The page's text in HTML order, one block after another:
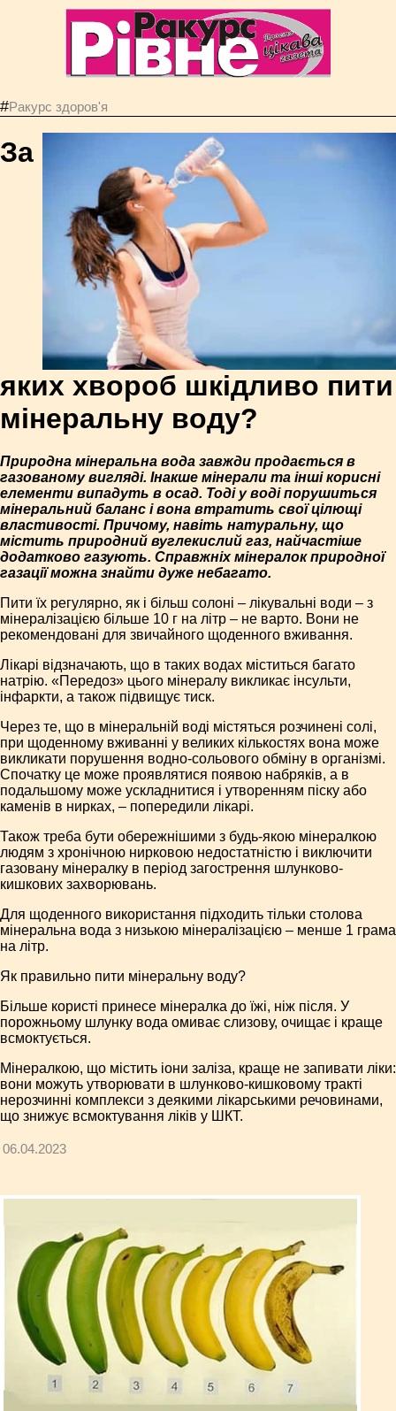
#Ракурс здоров'я
За
яких хвороб шкідливо пити
мінеральну воду?
Природна мінеральна вода завжди продається в
газованому вигляді. Інакше мінерали та інші корисні
елементи випадуть в осад. Тоді у воді порушиться
мінеральний баланс і вона втратить свої цілющі
властивості. Причому, навіть натуральну, що
містить природний вуглекислий газ, найчастіше
додатково газують. Справжніх мінералок природної
газації можна знайти дуже небагато.
Пити їх регулярно, як і більш солоні – лікувальні води – з
мінералізацією більше 10 г на літр – не варто. Вони не
рекомендовані для звичайного щоденного вживання.
Лікарі відзначають, що в таких водах міститься багато
натрію. «Передоз» цього мінералу викликає інсульти,
інфаркти, а також підвищує тиск.
Через те, що в мінеральній воді містяться розчинені солі,
при щоденному вживанні у великих кількостях вона може
викликати порушення водно-сольового обміну в організмі.
Спочатку це може проявлятися появою набряків, а в
подальшому може ускладнитися і утворенням піску або
каменів в нирках, – попередили лікарі.
Також треба бути обережнішими з будь-якою мінералкою
людям з хронічною нирковою недостатністю і виключити
газовану мінералку в період загострення шлунково-
кишкових захворювань.
Для щоденного використання підходить тільки столова
мінеральна вода з низькою мінералізацією – менше 1 грама
на літр.
Як правильно пити мінеральну воду?
Більше користі принесе мінералка до їжі, ніж після. У
порожньому шлунку вода омиває слизову, очищає і краще
всмоктується.
Мінералкою, що містить іони заліза, краще не запивати ліки:
вони можуть утворювати в шлунково-кишковому тракті
нерозчинні комплекси з деякими лікарськими речовинами,
що знижує всмоктування ліків у ШКТ.
06.04.2023